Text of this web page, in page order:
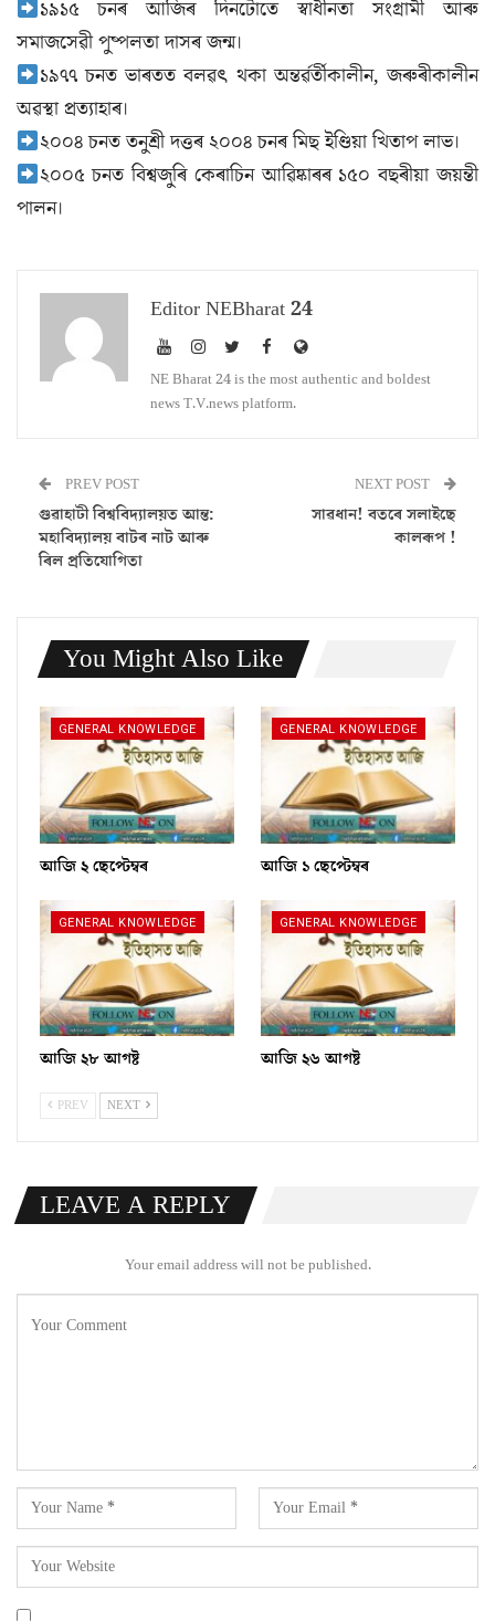
১৯১৫ চনৰ আজিৰ দিনটোতে স্বাধীনতা সংগ্ৰামী আৰু
সমাজসেৱী পুষ্পলতা দাসৰ জন্ম।
১৯৭৭ চনত ভাৰতত বলৱৎ থকা অন্তৰ্ৱৰ্তীকালীন, জৰুৰীকালীন
অৱস্থা প্ৰত্যাহাৰ।
২০০৪ চনত তনুশ্ৰী দত্তৰ ২০০৪ চনৰ মিছ ইণ্ডিয়া খিতাপ লাভ।
২০০৫ চনত বিশ্বজুৰি কেৰাচিন আৱিষ্কাৰৰ ১৫০ বছৰীয়া জয়ন্তী
পালন।
Editor NEBharat 24
NE Bharat 24 is the most authentic and boldest
news T.V.news platform.
PREV POST
গুৱাহাটী বিশ্ববিদ্যালয়ত আন্ত:
মহাবিদ্যালয় বাটৰ নাট আৰু
ৰিল প্ৰতিযোগিতা
NEXT POST
সাৱধান! বতৰে সলাইছে
কালৰূপ !
You Might Also Like
GENERAL KNOWLEDGE
আজি ২ ছেপ্টেম্বৰ
GENERAL KNOWLEDGE
আজি ১ ছেপ্টেম্বৰ
GENERAL KNOWLEDGE
আজি ২৮ আগষ্ট
GENERAL KNOWLEDGE
আজি ২৬ আগষ্ট
PREV NEXT
LEAVE A REPLY
Your email address will not be published.